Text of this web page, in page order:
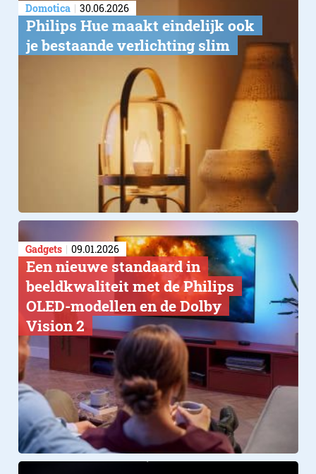
Domotica 30.06.2026
Philips Hue maakt eindelijk ook
je bestaande verlichting slim
Gadgets 09.01.2026
Een nieuwe standaard in
beeldkwaliteit met de Philips
OLED-modellen en de Dolby
Vision 2